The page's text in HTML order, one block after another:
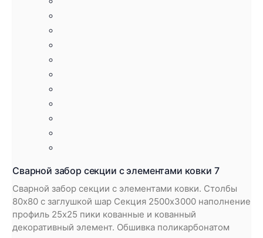
Сварной забор секции с элементами ковки 7
Сварной забор секции с элементами ковки. Столбы
80х80 с заглушкой шар Секция 2500х3000 наполнение
профиль 25х25 пики кованные и кованный
декоративный элемент. Обшивка поликарбонатом